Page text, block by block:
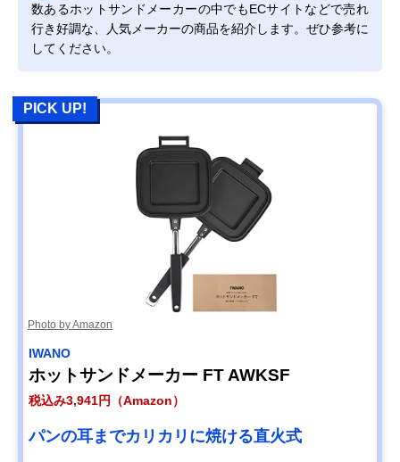
数あるホットサンドメーカーの中でもECサイトなどで売れ
行き好調な、人気メーカーの商品を紹介します。ぜひ参考に
してください。
PICK UP!
Photo by Amazon
‎IWANO
ホットサンドメーカー FT AWKSF
税込み3,941円（Amazon）
パンの耳までカリカリに焼ける直火式